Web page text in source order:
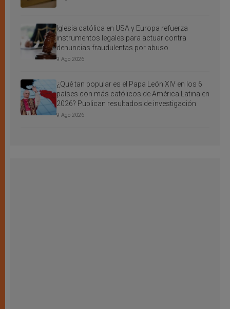
Iglesia católica en USA y Europa refuerza
instrumentos legales para actuar contra
denuncias fraudulentas por abuso
9 Ago 2026
¿Qué tan popular es el Papa León XIV en los 6
países con más católicos de América Latina en
2026? Publican resultados de investigación
9 Ago 2026